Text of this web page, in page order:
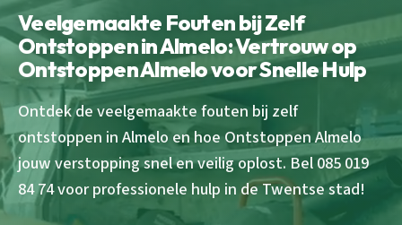
Veelgemaakte Fouten bij Zelf
Ontstoppen in Almelo: Vertrouw op
Ontstoppen Almelo voor Snelle Hulp
Ontdek de veelgemaakte fouten bij zelf
ontstoppen in Almelo en hoe Ontstoppen Almelo
jouw verstopping snel en veilig oplost. Bel 085 019
84 74 voor professionele hulp in de Twentse stad!